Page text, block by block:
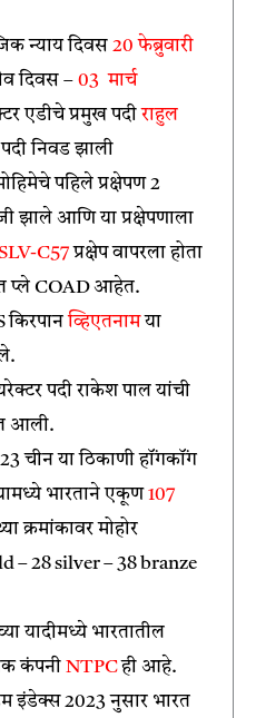
न्याय दिवस 20 फेब्रुवारी
दिवस – 03 मार्च
एडीचे प्रमुख पदीराहुल
निवड झाली
पहिले प्रक्षेपण 2
झाले आणि या प्रक्षेपणाला
C57प्रक्षेप वापरला होता
प्ले COAD आहेत.
किरपानव्हिएतनामया
पदी राकेश पाल यांची
आली.
चीन या ठिकाणी हॉंगकॉंग
भारताने एकूण107
क्रमांकावर मोहोर
– 28 silver – 38 branze
यादीमध्ये भारतातील
कंपनी NTPCही आहे.
इंडेक्स 2023 नुसार भारत